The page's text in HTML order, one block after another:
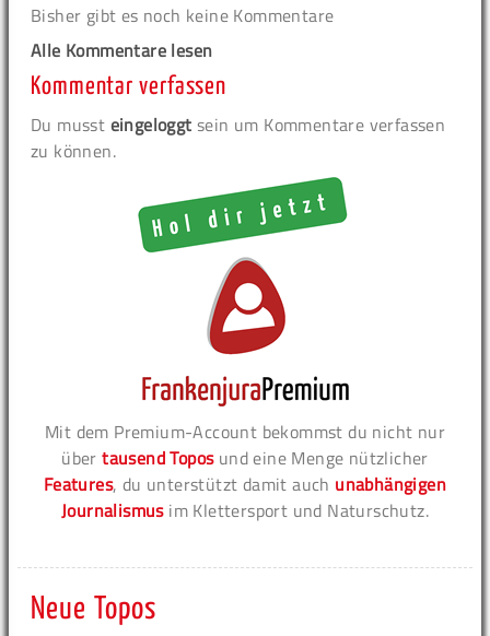
Bisher gibt es noch keine Kommentare
Alle Kommentare lesen
Kommentar verfassen
Du musst eingeloggt sein um Kommentare verfassen
zu können.
Mit dem Premium-Account bekommst du nicht nur
übertausend Toposund eine Menge nützlicher
Features, du unterstützt damit auch unabhängigen
Journalismusim Klettersport und Naturschutz.
Neue Topos